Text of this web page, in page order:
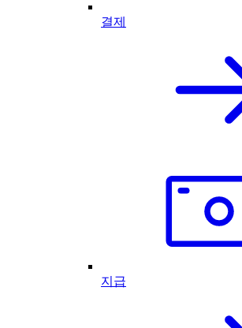
결제
지급